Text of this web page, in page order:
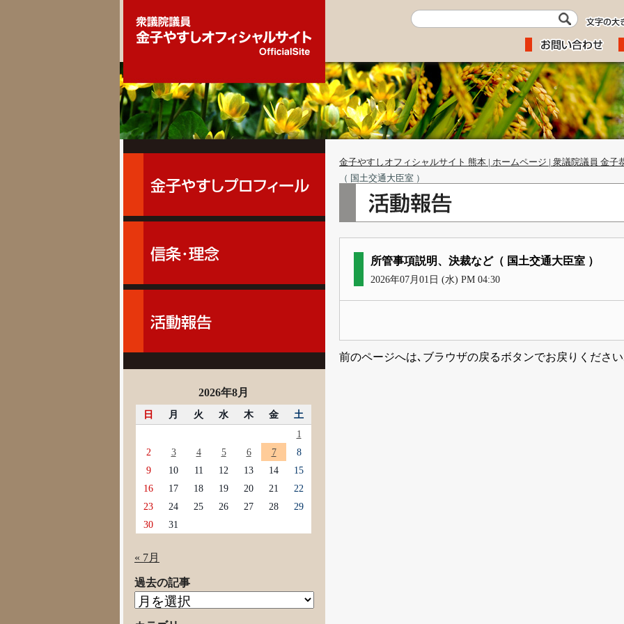
金子やすしオフィシャルサイト 熊本 | ホームページ | 衆議院議員 金子
（ 国土交通大臣室 ）
所管事項説明、決裁など（ 国土交通大臣室 ）
2026年07月01日 (水) PM 04:30
前のページへは､ブラウザの戻るボタンでお戻りくださ
2026年8月
日 月 火 水 木 金
土
1
2
3 4 5 6 7
8
9
10 11 12 13 14
15
16
17 18 19 20 21
22
23
24 25 26 27 28
29
30
31
« 7月
過去の記事
過